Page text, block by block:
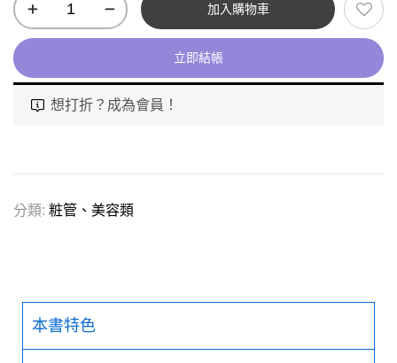
加入購物車
立即結帳
想打折？成為會員！
分類: 粧管、美容類
本書特色